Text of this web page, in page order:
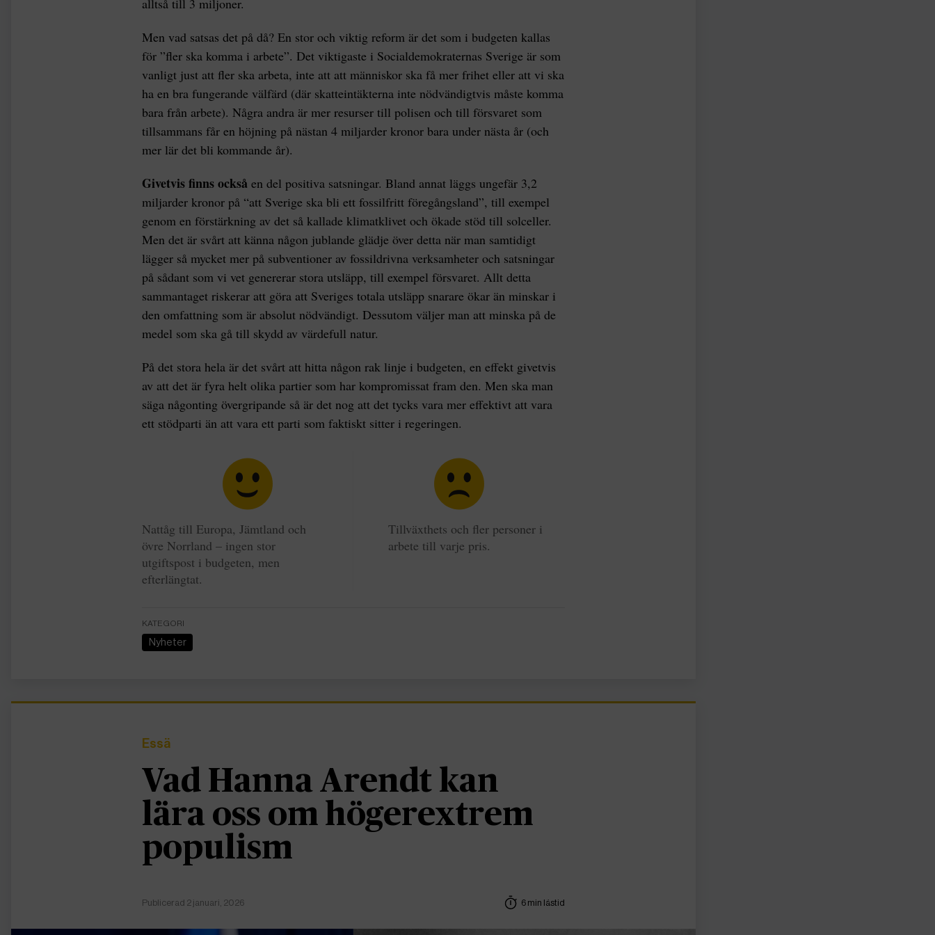
alltså till 3 miljoner.
Men vad satsas det på då? En stor och viktig reform är det som i budgeten kallas
för ”fler ska komma i arbete”. Det viktigaste i Socialdemokraternas Sverige är som
vanligt just att fler ska arbeta, inte att att människor ska få mer frihet eller att vi ska
ha en bra fungerande välfärd (där skatteintäkterna inte nödvändigtvis måste komma
bara från arbete). Några andra är mer resurser till polisen och till försvaret som
tillsammans får en höjning på nästan 4 miljarder kronor bara under nästa år (och
mer lär det bli kommande år).
Givetvis finns också en del positiva satsningar. Bland annat läggs ungefär 3,2
miljarder kronor på “att Sverige ska bli ett fossilfritt föregångsland”, till exempel
genom en förstärkning av det så kallade klimatklivet och ökade stöd till solceller.
Men det är svårt att känna någon jublande glädje över detta när man samtidigt
lägger så mycket mer på subventioner av fossildrivna verksamheter och satsningar
på sådant som vi vet genererar stora utsläpp, till exempel försvaret. Allt detta
sammantaget riskerar att göra att Sveriges totala utsläpp snarare ökar än minskar i
den omfattning som är absolut nödvändigt. Dessutom väljer man att minska på de
medel som ska gå till skydd av värdefull natur.
På det stora hela är det svårt att hitta någon rak linje i budgeten, en effekt givetvis
av att det är fyra helt olika partier som har kompromissat fram den. Men ska man
säga någonting övergripande så är det nog att det tycks vara mer effektivt att vara
ett stödparti än att vara ett parti som faktiskt sitter i regeringen.
Nattåg till Europa, Jämtland och
övre Norrland – ingen stor
utgiftspost i budgeten, men
efterlängtat.
Tillväxthets och fler personer i
arbete till varje pris.
KATEGORI
Nyheter
Essä
Vad Hanna Arendt kan
lära oss om högerextrem
populism
Publicerad 2 januari, 2026 6 min lästid